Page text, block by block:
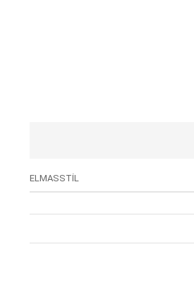
ELMASSTİL